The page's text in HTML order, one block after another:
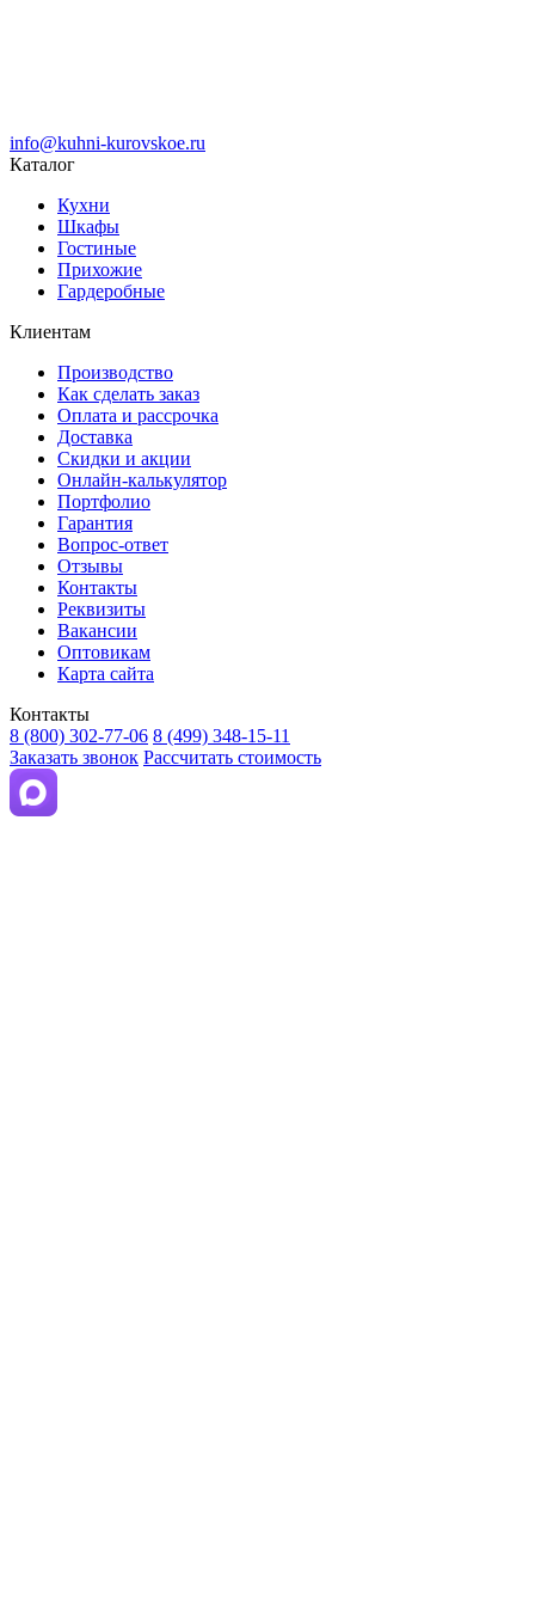
info@kuhni-kurovskoe.ru
Каталог
Кухни
Шкафы
Гостиные
Прихожие
Гардеробные
Клиентам
Производство
Как сделать заказ
Оплата и рассрочка
Доставка
Скидки и акции
Онлайн-калькулятор
Портфолио
Гарантия
Вопрос-ответ
Отзывы
Контакты
Реквизиты
Вакансии
Оптовикам
Карта сайта
Контакты
8 (800) 302-77-06 8 (499) 348-15-11
Заказать звонок Рассчитать стоимость